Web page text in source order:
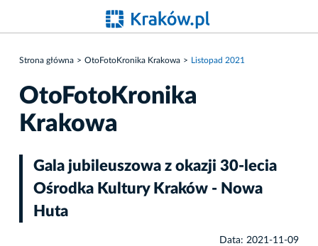
Strona główna OtoFotoKronika Krakowa Listopad 2021
OtoFotoKronika
Krakowa
Gala jubileuszowa z okazji 30-lecia
Ośrodka Kultury Kraków - Nowa
Huta
Data: 2021-11-09